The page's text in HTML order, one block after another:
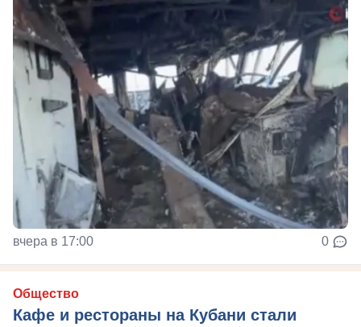
вчера в 17:00 0
Общество
Кафе и рестораны на Кубани стали